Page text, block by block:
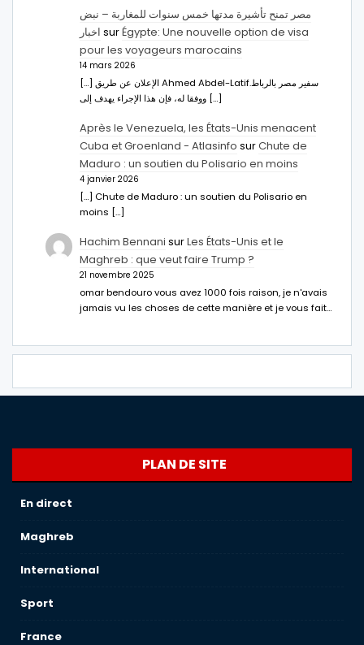
مصر تمنح تأشيرة مدتها خمس سنوات للمغاربة – نبض
اخبار surÉgypte: Une nouvelle option de visa
pour les voyageurs marocains
14 mars 2026
[…] الإعلان عن طريق Ahmed Abdel-Latifسفير مصر بالرباط.
ووفقا له، فإن هذا الإجراء يهدف إلى […]
Après le Venezuela, les États-Unis menacent
Cuba et Groenland - Atlasinfo surChute de
Maduro : un soutien du Polisario en moins
4 janvier 2026
[…] Chute de Maduro : un soutien du Polisario en
moins […]
Hachim Bennani surLes États-Unis et le
Maghreb : que veut faire Trump ?
21 novembre 2025
omar bendouro vous avez 1000 fois raison, je n'avais
jamais vu les choses de cette manière et je vous fait…
PLAN DE SITE
En direct
Maghreb
International
Sport
France